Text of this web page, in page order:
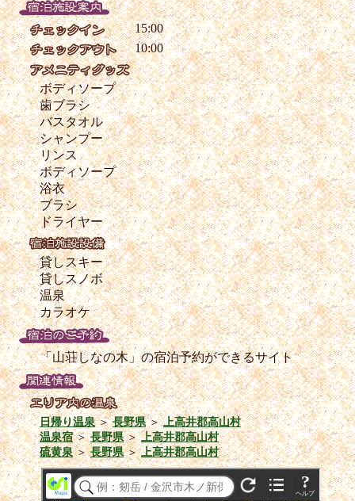
15:00
10:00
ボディソープ
歯ブラシ
バスタオル
シャンプー
リンス
ボディソープ
浴衣
ブラシ
ドライヤー
貸しスキー
貸しスノボ
温泉
カラオケ
「山荘しなの木」の宿泊予約ができるサイト
日帰り温泉＞長野県＞上高井郡高山村
温泉宿＞長野県＞上高井郡高山村
硫黄泉＞長野県＞上高井郡高山村